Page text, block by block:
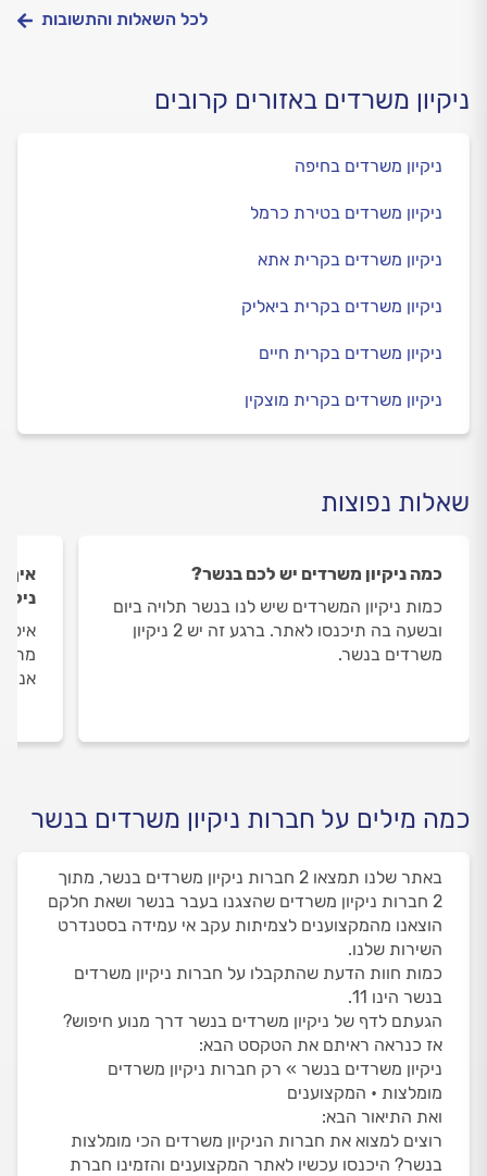
לכל השאלות והתשובות
ניקיון משרדים באזורים קרובים
ניקיון משרדים בחיפה
ניקיון משרדים בטירת כרמל
ניקיון משרדים בקרית אתא
ניקיון משרדים בקרית ביאליק
ניקיון משרדים בקרית חיים
ניקיון משרדים בקרית מוצקין
שאלות נפוצות
כמה ניקיון משרדים יש לכם בנשר?
כמות ניקיון המשרדים שיש לנו בנשר תלויה ביום
ובשעה בה תיכנסו לאתר. ברגע זה יש 2 ניקיון
משרדים בנשר.
איך
אנו
כמה מילים על חברות ניקיון משרדים בנשר
באתר שלנו תמצאו 2 חברות ניקיון משרדים בנשר, מתוך
2 חברות ניקיון משרדים שהצגנו בעבר בנשר ושאת חלקם
הוצאנו מהמקצוענים לצמיתות עקב אי עמידה בסטנדרט
השירות שלנו.
כמות חוות הדעת שהתקבלו על חברות ניקיון משרדים
בנשר הינו 11.
הגעתם לדף של ניקיון משרדים בנשר דרך מנוע חיפוש?
אז כנראה ראיתם את הטקסט הבא:
ניקיון משרדים בנשר » רק חברות ניקיון משרדים
מומלצות • המקצוענים
ואת התיאור הבא:
רוצים למצוא את חברות הניקיון משרדים הכי מומלצות
בנשר? היכנסו עכשיו לאתר המקצוענים והזמינו חברת